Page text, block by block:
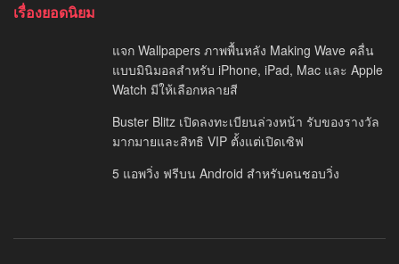
เรื่องยอดนิยม
แจก Wallpapers ภาพพื้นหลัง Making Wave คลื่น
แบบมินิมอลสำหรับ iPhone, iPad, Mac และ Apple
Watch มีให้เลือกหลายสี
Buster Blitz เปิดลงทะเบียนล่วงหน้า รับของรางวัล
มากมายและสิทธิ VIP ตั้งแต่เปิดเซิฟ
5 แอพวิ่ง ฟรีบน Android สำหรับคนชอบวิ่ง